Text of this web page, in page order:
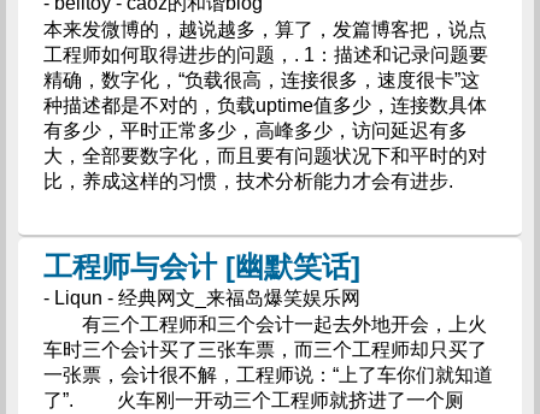
本来发微博的，越说越多，算了，发篇博客把，说点
工程师如何取得进步的问题，. 1：描述和记录问题要
精确，数字化，“负载很高，连接很多，速度很卡”这
种描述都是不对的，负载uptime值多少，连接数具体
有多少，平时正常多少，高峰多少，访问延迟有多
大，全部要数字化，而且要有问题状况下和平时的对
比，养成这样的习惯，技术分析能力才会有进步.
工程师与会计 [幽默笑话]
- Liqun - 经典网文_来福岛爆笑娱乐网
有三个工程师和三个会计一起去外地开会，上火
车时三个会计买了三张车票，而三个工程师却只买了
一张票，会计很不解，工程师说：“上了车你们就知道
了”. 火车刚一开动三个工程师就挤进了一个厕